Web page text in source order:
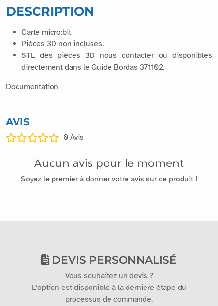
DESCRIPTION
Carte micro:bit
Pièces 3D non incluses.
STL des pièces 3D nous contacter ou disponibles
directement dans le Guide Bordas 371102.
Documentation
AVIS
0 Avis
Aucun avis pour le moment
Soyez le premier à donner votre avis sur ce produit !
DEVIS PERSONNALISÉ
Vous souhaitez un devis ?
L'option est disponible à la dernière étape du
processus de commande.